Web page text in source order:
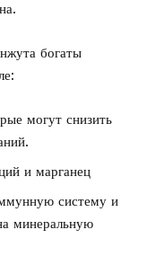
богаты
могут снизить
и марганец
систему и
минеральную